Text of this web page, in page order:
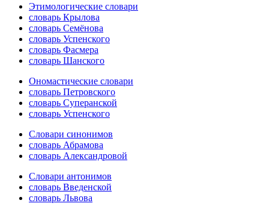
Этимологические словари
словарь Крылова
словарь Семёнова
словарь Успенского
словарь Фасмера
словарь Шанского
Ономастические словари
словарь Петровского
словарь Суперанской
словарь Успенского
Словари синонимов
словарь Абрамова
словарь Александровой
Словари антонимов
словарь Введенской
словарь Львова